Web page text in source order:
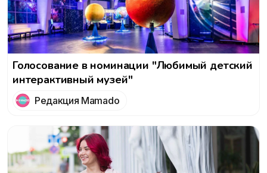
Голосование в номинации "Любимый детский
интерактивный музей"
Редакция Mamado